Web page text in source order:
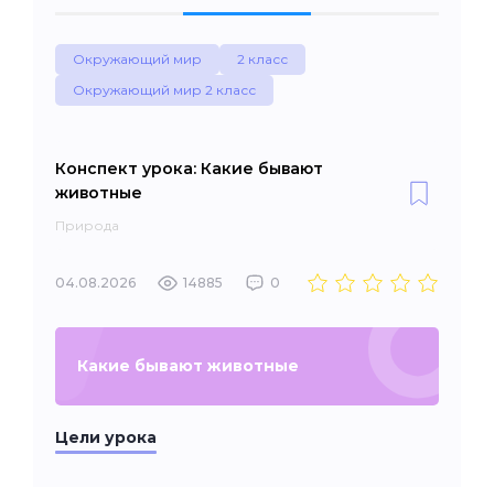
Окружающий мир
2 класс
Окружающий мир 2 класс
Конспект урока: Какие бывают
животные
Природа
04.08.2026 14885 0
Какие бывают животные
Цели урока